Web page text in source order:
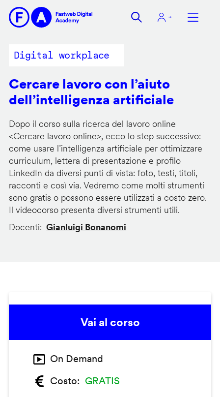
contenuto
Digital workplace
Cercare lavoro con l’aiuto
dell’intelligenza artificiale
Dopo il corso sulla ricerca del lavoro online
<Cercare lavoro online>, ecco lo step successivo:
come usare l’intelligenza artificiale per ottimizzare
curriculum, lettera di presentazione e profilo
LinkedIn da diversi punti di vista: foto, testi, titoli,
racconti e così via. Vedremo come molti strumenti
sono gratis o possono essere utilizzati a costo zero.
Il videocorso presenta diversi strumenti utili.
Docenti
Gianluigi Bonanomi
Vai al corso
On Demand
Costo
GRATIS